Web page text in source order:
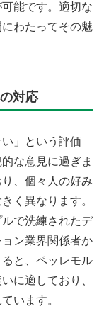
能です。適切な
わたってその魅
対応
」という評価
な意見に過ぎま
、個々人の好み
く異なります。
で洗練されたデ
ン業界関係者か
と、ペッレモル
に適しており、
います。